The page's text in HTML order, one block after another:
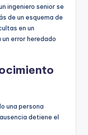
ingeniero senior se
de un esquema de
en un
error heredado
una persona
detiene el